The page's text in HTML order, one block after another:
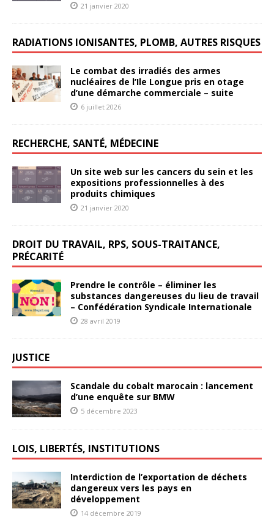
21 janvier 2020
RADIATIONS IONISANTES, PLOMB, AUTRES RISQUES
Le combat des irradiés des armes
nucléaires de l’Ile Longue pris en otage
d’une démarche commerciale – suite
6 juillet 2026
RECHERCHE, SANTÉ, MÉDECINE
Un site web sur les cancers du sein et les
expositions professionnelles à des
produits chimiques
21 janvier 2020
DROIT DU TRAVAIL, RPS, SOUS-TRAITANCE,
PRÉCARITÉ
Prendre le contrôle – éliminer les
substances dangereuses du lieu de travail
– Confédération Syndicale Internationale
28 avril 2019
JUSTICE
Scandale du cobalt marocain : lancement
d’une enquête sur BMW
5 décembre 2023
LOIS, LIBERTÉS, INSTITUTIONS
Interdiction de l’exportation de déchets
dangereux vers les pays en
développement
14 décembre 2019